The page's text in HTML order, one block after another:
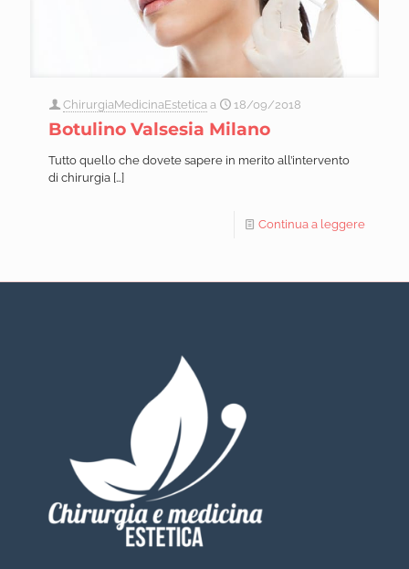
ChirurgiaMedicinaEstetica a 18/09/2018
Botulino Valsesia Milano
Tutto quello che dovete sapere in merito all’intervento
di chirurgia […]
Continua a leggere